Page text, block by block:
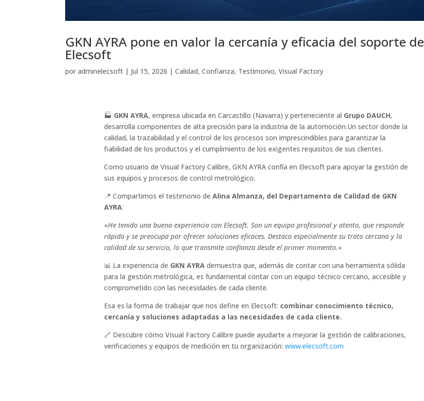
GKN AYRA pone en valor la cercanía y eficacia del soporte de
Elecsoft
poradminelecsoft | Jul 15, 2026 |Calidad,Confianza, Testimonio,Visual Factory
🏭 GKN AYRA, empresa ubicada en Carcastillo (Navarra) y perteneciente al Grupo DAUCH,
desarrolla componentes de alta precisión para la industria de la automoción.Un sector donde la
calidad, la trazabilidad y el control de los procesos son imprescindibles para garantizar la
fiabilidad de los productos y el cumplimiento de los exigentes requisitos de sus clientes.
Como usuario de Visual Factory Calibre, GKN AYRA confía en Elecsoft para apoyar la gestión de
sus equipos y procesos de control metrológico.
📍 Compartimos el testimonio de Alina Almanza, del Departamento de Calidad de GKN
AYRA:
«He tenido una buena experiencia con Elecsoft. Son un equipo profesional y atento, que responde
rápido y se preocupa por ofrecer soluciones eficaces. Destaco especialmente su trato cercano y la
calidad de su servicio, lo que transmite confianza desde el primer momento.«
📊 La experiencia de GKN AYRAdemuestra que, además de contar con una herramienta sólida
para la gestión metrológica, es fundamental contar con un equipo técnico cercano, accesible y
comprometido con las necesidades de cada cliente.
Esa es la forma de trabajar que nos define en Elecsoft: combinar conocimiento técnico,
cercanía y soluciones adaptadas a las necesidades de cada cliente.
🔗 Descubre cómo Visual Factory Calibre puede ayudarte a mejorar la gestión de calibraciones,
verificaciones y equipos de medición en tu organización: www.elecsoft.com